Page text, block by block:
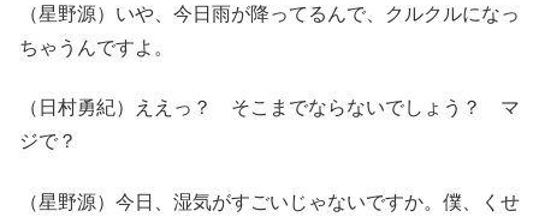
（星野源）いや、今日雨が降ってるんで、クルクルになっ
ちゃうんですよ。
（日村勇紀）ええっ？ そこまでならないでしょう？ マ
ジで？
（星野源）今日、湿気がすごいじゃないですか。僕、くせ